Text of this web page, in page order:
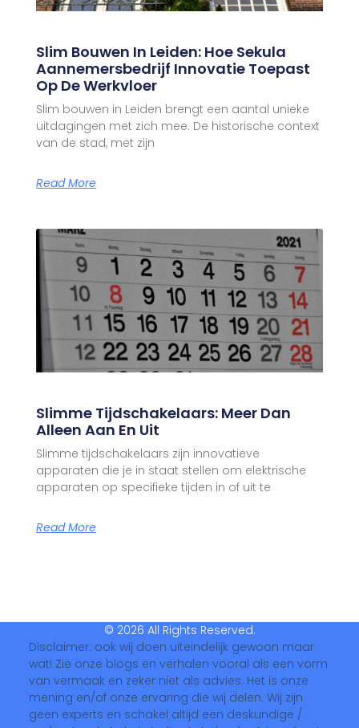
Slim Bouwen In Leiden: Hoe Sekula
Aannemersbedrijf Innovatie Toepast
Op De Werkvloer
Slim bouwen in Leiden brengt een aantal unieke
uitdagingen met zich mee. De historische context
van de stad, met zijn
Read More
Slimme Tijdschakelaars: Meer Dan
Alleen Aan En Uit
Slimme tijdschakelaars zijn innovatieve
apparaten die je in staat stellen om elektrische
apparaten op specifieke tijden in of uit te
Read More
© 2026 All Rights Reserved.
Disclaimer: ook wij doen uiteindelijk gewoon maar
wat! Zie onze blogs en verhalen vooral als een vorm
van vermaak en zeker niet als advies. Het is onze
mening en/of onze ervaring die wij delen. Wij zijn
geen experts en schakel altijd een deskundige /